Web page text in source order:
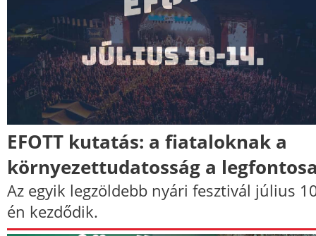
EFOTT kutatás: a fiataloknak a
környezettudatosság a
Az egyik legzöldebb nyári fesztivál július
én kezdődik.